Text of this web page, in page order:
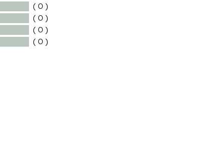
( 0 )
( 0 )
( 0 )
( 0 )